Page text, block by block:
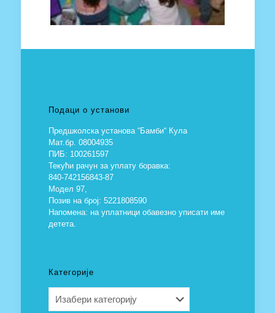
Подаци о установи
Предшколска установа “Бамби“ Кула
Мат.бр. 08004935
ПИБ: 100261597
Текући рачун за уплату боравка:
840-742156843-87
Модел 97,
Позив на број: 5221808590
Напомена: на уплатници обавезно уписати име
детета.
Категорије